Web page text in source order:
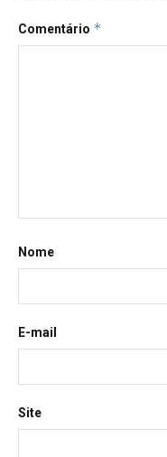
Comentário *
Nome
E-mail
Site